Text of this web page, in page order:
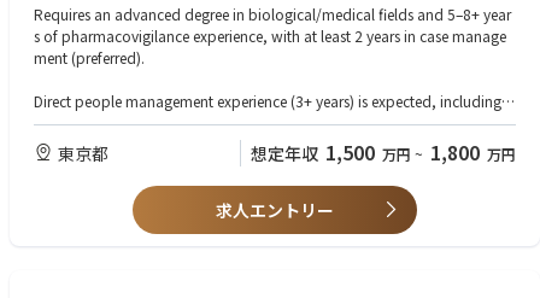
Manage PV vendors end-to-end—selection, onboarding, oversight, perfo
rmance monitoring (KPIs/SLAs), escalation handling, and outsourcing b
udget/resource planning.
Drive operational excellence by optimizing PV workflows using technolo
gy tools (e.g., AI/automation), ensuring timely and compliant ICSR repor
ting, and supporting audits/inspections with CAPA implementation.
Provide leadership for a team of system and vendor management profes
sionals, mentor and develop talent, and collaborate cross-functionally
Requires an advanced degree in biological/medical fields and 5–8+ year
s of pharmacovigilance experience, with at least 2 years in case manage
ment (preferred).
Direct people management experience (3+ years) is expected, including le
ading and developing a PV systems/vendor management team.
Strong hands-on knowledge of PV systems (e.g., safety databases/tools)
and vendor management capabilities are essential.
Must have in-depth understanding of PV regulations and guidelines (e.g.,
東京都 想定年収 1,500 万円 ~ 1,800 万円
求人エントリー